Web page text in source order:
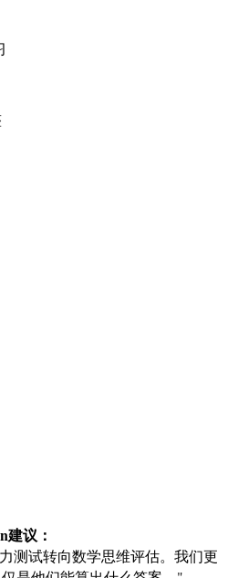
建议：
测试转向数学思维评估。我们更